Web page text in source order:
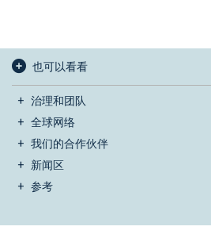
也可以看看
治理和团队
全球网络
我们的合作伙伴
新闻区
参考